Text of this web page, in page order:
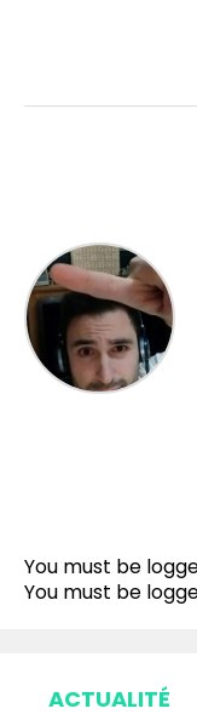
You must be
You must be
ACTUALITÉ